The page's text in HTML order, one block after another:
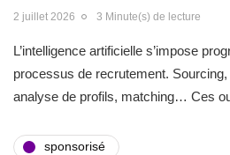
2 juillet 2026 3 Minute(s) de lecture
L’intelligence artificielle s’impose
processus de recrutement.
analyse de profils, matching… Ces
sponsorisé